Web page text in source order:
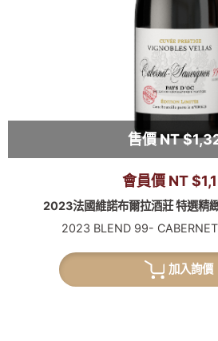
售價 NT
會員價 NT
2023法國維諾布爾拉酒莊 特選精
2023 BLEND 99-
加入詢價